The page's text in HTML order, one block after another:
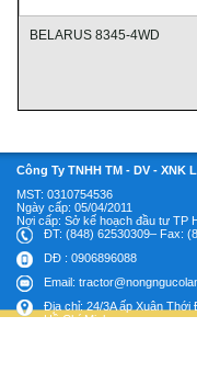
BELARUS 8345-4WD
Công Ty TNHH TM - DV - XNK
MST: 0310754536
Ngày cấp: 05/04/2011
Nợi cấp: Sở kế hoạch đầu tư TP
ĐT: (848) 62530309– Fax:
DĐ : 0906896088
Email:
Địa chỉ: 24/3A ấp Xuân
Hồ Chí Minh